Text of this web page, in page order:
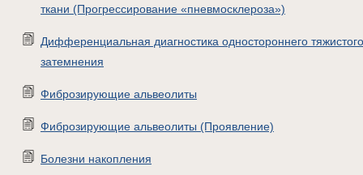
ткани (Прогрессирование «пневмосклероза»)
Дифференциальная диагностика одностороннего тяжистого
затемнения
Фиброзирующие альвеолиты
Фиброзирующие альвеолиты (Проявление)
Болезни накопления